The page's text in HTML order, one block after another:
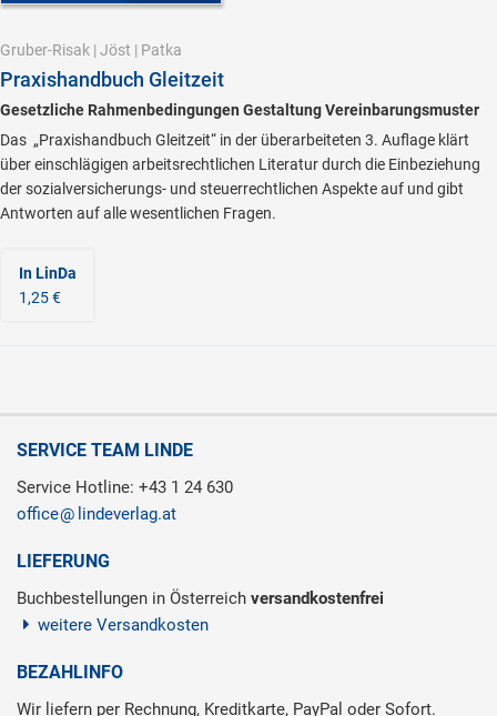
Gruber-Risak | Jöst | Patka
Praxishandbuch Gleitzeit
Gesetzliche Rahmenbedingungen Gestaltung Vereinbarungsmuster
Das „Praxishandbuch Gleitzeit“ in der überarbeiteten 3. Auflage klärt
über einschlägigen arbeitsrechtlichen Literatur durch die Einbeziehung
der sozialversicherungs- und steuerrechtlichen Aspekte auf und gibt
Antworten auf alle wesentlichen Fragen.
In LinDa
1,25 €
SERVICE TEAM LINDE
Service Hotline: +43 1 24 630
office
lindeverlag.at
LIEFERUNG
Buchbestellungen in Österreich versandkostenfrei
weitere Versandkosten
BEZAHLINFO
Wir liefern per Rechnung, Kreditkarte, PayPal oder Sofort.